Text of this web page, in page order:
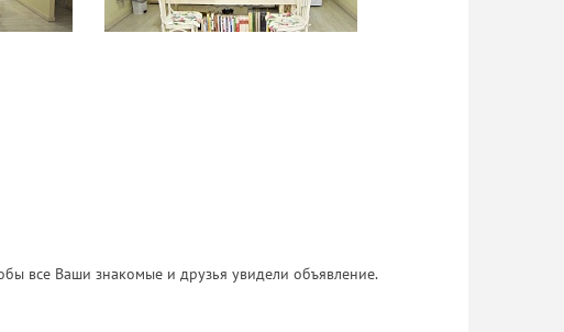
все Ваши знакомые и друзья увидели объявление.